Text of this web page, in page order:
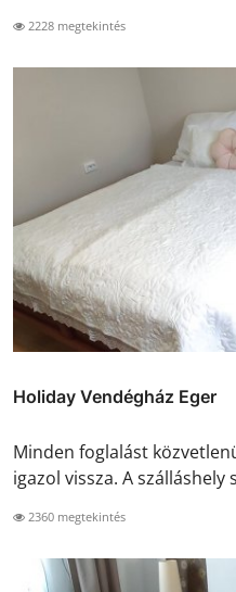
2228 megtekintés
Holiday Vendégház Eger
Minden foglalást
igazol vissza. A szálláshely
2360 megtekintés